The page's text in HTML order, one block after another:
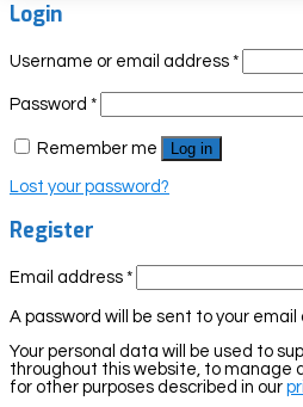
Login
Username or email address *
Password *
Remember me Log in
Lost your password?
Register
Email address *
A password will be sent to your email
Your personal data will be used to
throughout this website, to manage
for other purposes described in our